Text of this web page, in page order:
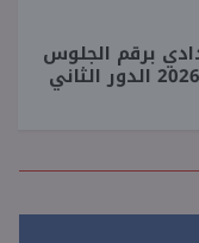
برقم الجلوس